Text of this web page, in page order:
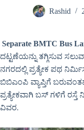
Rashid
Separate BMTC Bus
ದಟ್ಟಣೆಯನ್ನು ತಗ್ಗಿಸುವ
ನಗರದಲ್ಲಿ ಪ್ರತ್ಯೇಕ ಪಥ
ಬಿಬಿಎಂಪಿ ವ್ಯಾಪ್ತಿಗೆ
ಪ್ರತ್ಯೇಕವಾಗಿ ಬಸ್ ಗಳಿಗೆ
ವಿವರ.